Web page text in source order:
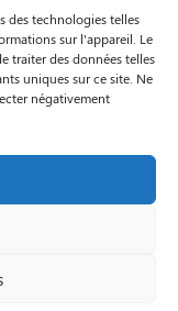
des technologies telles
sur l'appareil. Le
traiter des données telles
uniques sur ce site. Ne
négativement